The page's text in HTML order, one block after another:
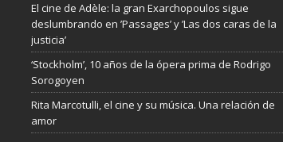
El cine de Adèle: la gran Exarchopoulos sigue
deslumbrando en ’Passages’ y ’Las dos caras de la
justicia’
‘Stockholm’, 10 años de la ópera prima de Rodrigo
Sorogoyen
Rita Marcotulli, el cine y su música. Una relación de
amor